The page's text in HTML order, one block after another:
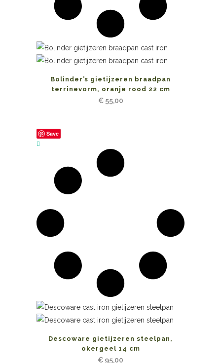
Bolinder’s gietijzeren braadpan
terrinevorm, oranje rood 22 cm
€55,00
Save
Descoware gietijzeren steelpan,
okergeel 14 cm
€ 95,00